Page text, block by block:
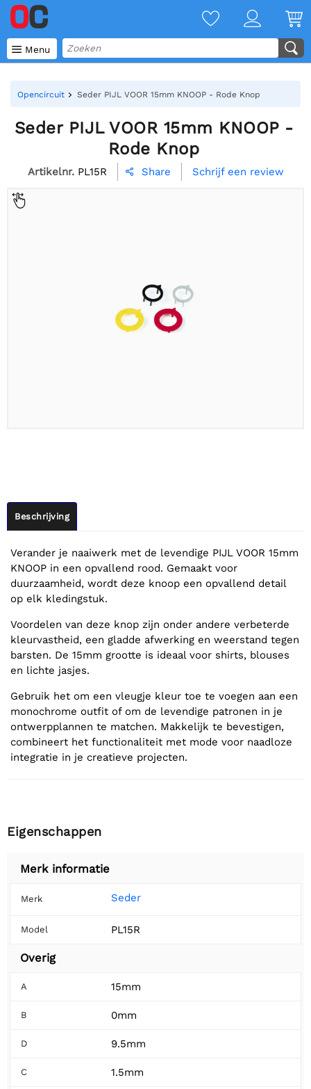
 Menu
Opencircuit Seder PIJL VOOR 15mm KNOOP - Rode Knop
Seder PIJL VOOR 15mm KNOOP -
Rode Knop
Artikelnr. PL15R  Share Schrijf een review
Beschrijving
Verander je naaiwerk met de levendige PIJL VOOR 15mm
KNOOP in een opvallend rood. Gemaakt voor
duurzaamheid, wordt deze knoop een opvallend detail
op elk kledingstuk.
Voordelen van deze knop zijn onder andere verbeterde
kleurvastheid, een gladde afwerking en weerstand tegen
barsten. De 15mm grootte is ideaal voor shirts, blouses
en lichte jasjes.
Gebruik het om een vleugje kleur toe te voegen aan een
monochrome outfit of om de levendige patronen in je
ontwerpplannen te matchen. Makkelijk te bevestigen,
combineert het functionaliteit met mode voor naadloze
integratie in je creatieve projecten.
Eigenschappen
Merk informatie
Merk Seder
Model PL15R
Overig
A 15mm
B 0mm
D 9.5mm
C 1.5mm